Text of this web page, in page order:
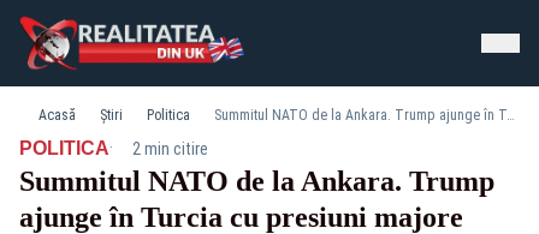
Acasă Știri Politica Summitul NATO de la Ankara. Trump ajunge în Turcia cu presiuni majore pentru „NATO 3.0”. Ce agendă are Nicușor Dan - LIVE
POLITICA· 2 min citire
Summitul NATO de la Ankara. Trump
ajunge în Turcia cu presiuni majore